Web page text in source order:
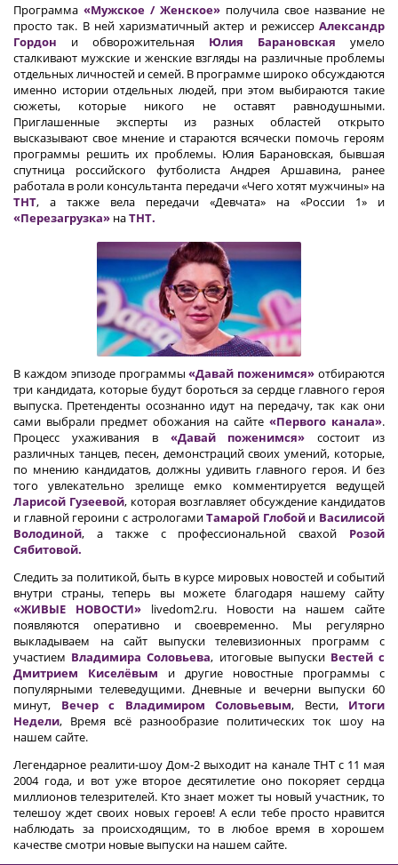
Программа «Мужское / Женское» получила свое название не
просто так. В ней харизматичный актер и режиссер Александр
Гордон и обворожительная Юлия Барановская умело
сталкивают мужские и женские взгляды на различные проблемы
отдельных личностей и семей. В программе широко обсуждаются
именно истории отдельных людей, при этом выбираются такие
сюжеты, которые никого не оставят равнодушными.
Приглашенные эксперты из разных областей открыто
высказывают свое мнение и стараются всячески помочь героям
программы решить их проблемы. Юлия Барановская, бывшая
спутница российского футболиста Андрея Аршавина, ранее
работала в роли консультанта передачи «Чего хотят мужчины» на
ТНТ, а также вела передачи «Девчата» на «России 1» и
«Перезагрузка» наТНТ.
В каждом эпизоде программы«Давай поженимся» отбираются
три кандидата, которые будут бороться за сердце главного героя
выпуска. Претенденты осознанно идут на передачу, так как они
сами выбрали предмет обожания на сайте «Первого канала».
Процесс ухаживания в «Давай поженимся» состоит из
различных танцев, песен, демонстраций своих умений, которые,
по мнению кандидатов, должны удивить главного героя. И без
того увлекательно зрелище емко комментируется ведущей
Ларисой Гузеевой, которая возглавляет обсуждение кандидатов
и главной героини с астрологамиТамарой Глобойи Василисой
Володиной, а также с профессиональной свахой Розой
Сябитовой.
Следить за политикой, быть в курсе мировых новостей и событий
внутри страны, теперь вы можете благодаря нашему сайту
«ЖИВЫЕ НОВОСТИ»livedom2.ru. Новости на нашем сайте
появляются оперативно и своевременно. Мы регулярно
выкладываем на сайт выпуски телевизионных программ с
участием Владимира Соловьева, итоговые выпуски Вестей с
Дмитрием Киселёвым и другие новостные программы с
популярными телеведущими. Дневные и вечерни выпуски 60
минут, Вечер с Владимиром Соловьевым, Вести, Итоги
Недели, Время всё разнообразие политических ток шоу на
нашем сайте.
Легендарное реалити-шоу Дом-2 выходит на канале ТНТ с 11 мая
2004 года, и вот уже второе десятилетие оно покоряет сердца
миллионов телезрителей. Кто знает может ты новый участник, то
телешоу ждет своих новых героев! А если тебе просто нравится
наблюдать за происходящим, то в любое время в хорошем
качестве смотри новые выпуски на нашем сайте.